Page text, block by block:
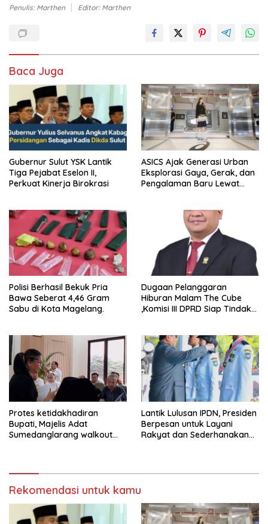
Penulis: Marthen Editor: Marthen
Baca Juga
Gubernur Sulut YSK Lantik
Tiga Pejabat Eselon II,
Perkuat Kinerja Birokrasi
ASICS Ajak Generasi Urban
Eksplorasi Gaya, Gerak, dan
Pengalaman Baru Lewat
Polisi Berhasil Bekuk Pria
Bawa Seberat 4,46 Gram
Sabu di Kota Magelang.
Dugaan Pelanggaran
Hiburan Malam The Cube
,Komisi III DPRD Siap Tindak
Protes ketidakhadiran
Bupati, Majelis Adat
Sumedanglarang walkout
Lantik Lulusan IPDN, Presiden
Berpesan untuk Layani
Rakyat dan Sederhanakan
Rekomendasi untuk kamu